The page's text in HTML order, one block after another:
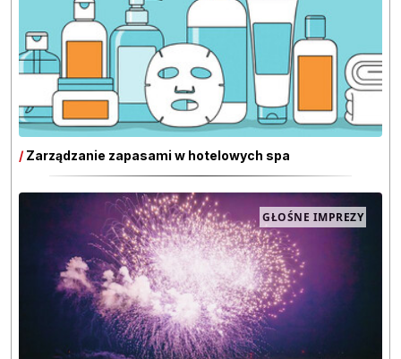
/ Zarządzanie zapasami w hotelowych spa
GŁOŚNE IMPREZY